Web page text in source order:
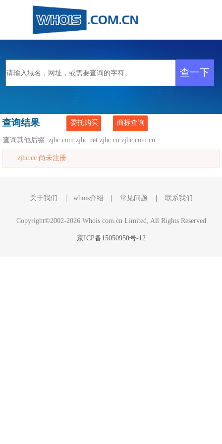
查询结果 委托购买 商标查询
查询其他后缀:zjhc.com zjhc.net zjhc.cn zjhc.com.cn
zjhc.cc 尚未注册
关于我们 whois介绍 常见问题 联系我们
Copyright©2002-2026 Whois.com.cn Limited, All Rights Reserved
京ICP备15050950号-12